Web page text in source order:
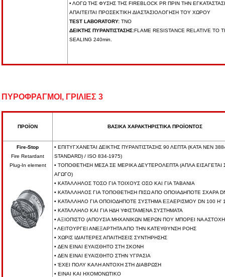
• ΛΟΓΩ ΤΗΣ ΦΥΣΗΣ ΤΗΣ FIREBLOCK PR ΠΡΙΝ ΤΗΝ
ΑΠΑΙΤΕΙΤΑΙ ΠΡΟΣΕΚΤΙΚΗ ∆ΙΑΣΤΑΣΙΟΛΟΓΗΣΗ ΤΟΥ ΧΩΡΟΥ
TEST LABORATORY: TNO
ΔΕΙΚΤΗΣ ΠΥΡΑΝΤΙΣΤΑΣΗΣ:FLAME RESISTANCE RELATIVE TO
SEALING 240min.
ΠΥΡΟΦΡΑΓΜΟΙ, ΓΡΙΛΙΕΣ 3
ΠΡΟΪΟΝ ΒΑΣΙΚΑ ΧΑΡΑΚΤΗΡΙΣΤΙΚΑ ΠΡΟΪΟΝΤΟΣ
Fire-Stop
Fire Retardant
Plug-In element
• ΕΠΙΤΥΓΧΑΝΕΤΑΙ ∆ΕΙΚΤΗΣ ΠΥΡΑΝΤΙΣΤΑΣΗΣ 90 ΛΕΠΤΑ (ΚΑΤΑ NEN
STANDARD) / ISO 834-1975)
• ΤΟΠΟΘΕΤΗΣΗ ΜΕΣΑ ΣΕ ΜΕΡΙΚΑ ∆ΕΥΤΕΡΟΛΕΠΤΑ (ΑΠΛΑ ΕΙΣΑΓΕΤΑΙ
ΑΓΩΓΟ)
• ΚΑΤΑΛΛΗΛΟΣ ΤΟΣΟ ΓΙΑ ΤΟΙΧΟΥΣ ΟΣΟ ΚΑΙ ΓΙΑ ΤΑΒΑΝΙΑ
• ΚΑΤΑΛΛΗΛΟΣ ΓΙΑ ΤΟΠΟΘΕΤΗΣΗ ΠΙΣΩ ΑΠΟ ΟΠΟΙΑ∆ΗΠΟΤΕ ΣΧΑΡΑ
• ΚΑΤΑΛΛΗΛΟ ΓΙΑ ΟΠΟΙΟ∆ΗΠΟΤΕ ΣΥΣΤΗΜΑ ΕΞΑΕΡΙΣΜΟΥ DN 100 Η'
• ΚΑΤΑΛΛΗΛΟ ΚΑΙ ΓΙΑ Η∆Η ΥΦΙΣΤΑΜΕΝΑ ΣΥΣΤΗΜΑΤΑ
• ΑΞΙΟΠΙΣΤΟ (ΑΠΟΥΣΙΑ ΜΗΧΑΝΙΚΩΝ ΜΕΡΩΝ ΠΟΥ ΜΠΟΡΕΙ ΝΑ
• ΛΕΙΤΟΥΡΓΕΙ ΑΝΕΞΑΡΤΗΤΑ ΑΠΟ ΤΗΝ ΚΑΤΕΥΘΥΝΣΗ ΡΟΗΣ
• ΧΩΡΙΣ Ι∆ΙΑΙΤΕΡΕΣ ΑΠΑΙΤΗΣΕΙΣ ΣΥΝΤΗΡΗΣΗΣ
• ∆ΕΝ ΕΙΝΑΙ ΕΥΑΙΣΘΗΤΟ ΣΤΗ ΣΚΟΝΗ
• ∆ΕΝ ΕΙΝΑΙ ΕΥΑΙΣΘΗΤΟ ΣΤΗΝ ΥΓΡΑΣΙΑ
• ΈΧΕΙ ΠΟΛΥ ΚΑΛΗ ΑΝΤΟΧΗ ΣΤΗ ∆ΙΑΒΡΩΣΗ
• ΕΙΝΑΙ ΚΑΙ ΗΧΟΜΟΝΩΤΙΚΟ